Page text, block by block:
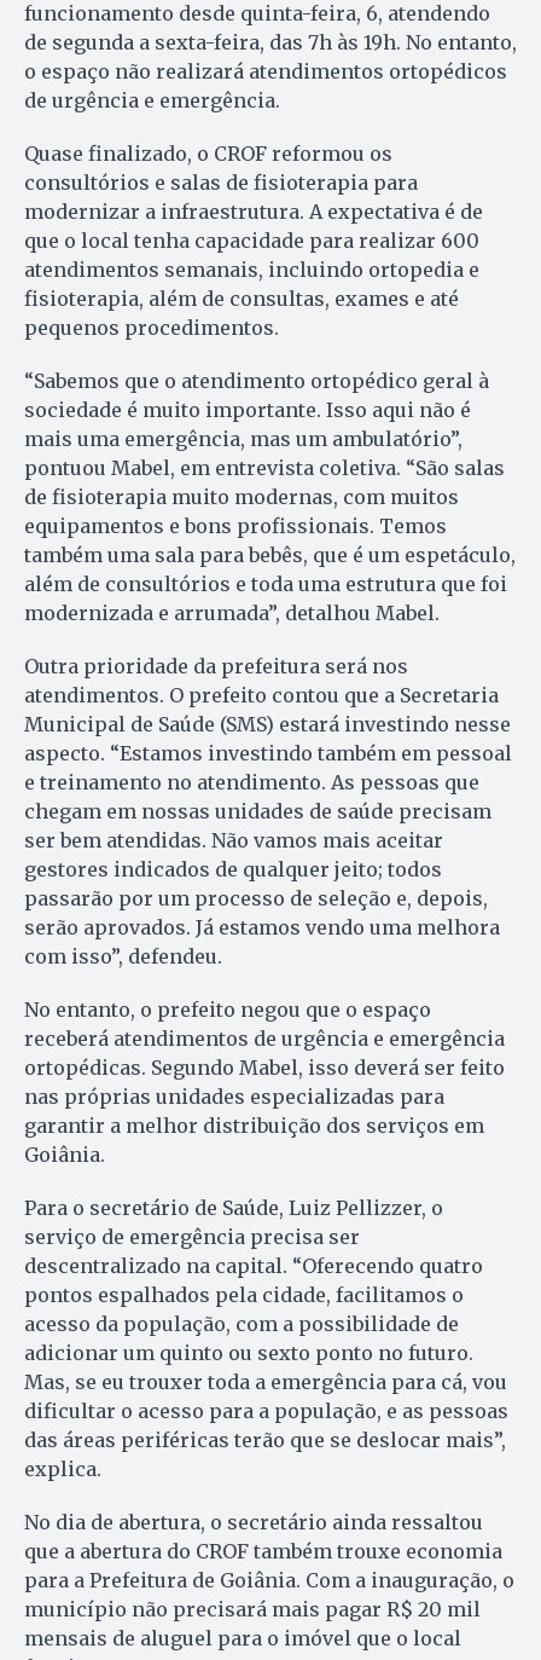
funcionamento desde quinta-feira, 6, atendendo
de segunda a sexta-feira, das 7h às 19h. No entanto,
o espaço não realizará atendimentos ortopédicos
de urgência e emergência.
Quase finalizado, o CROF reformou os
consultórios e salas de fisioterapia para
modernizar a infraestrutura. A expectativa é de
que o local tenha capacidade para realizar 600
atendimentos semanais, incluindo ortopedia e
fisioterapia, além de consultas, exames e até
pequenos procedimentos.
“Sabemos que o atendimento ortopédico geral à
sociedade é muito importante. Isso aqui não é
mais uma emergência, mas um ambulatório”,
pontuou Mabel, em entrevista coletiva. “São salas
de fisioterapia muito modernas, com muitos
equipamentos e bons profissionais. Temos
também uma sala para bebês, que é um espetáculo,
além de consultórios e toda uma estrutura que foi
modernizada e arrumada”, detalhou Mabel.
Outra prioridade da prefeitura será nos
atendimentos. O prefeito contou que a Secretaria
Municipal de Saúde (SMS) estará investindo nesse
aspecto. “Estamos investindo também em pessoal
e treinamento no atendimento. As pessoas que
chegam em nossas unidades de saúde precisam
ser bem atendidas. Não vamos mais aceitar
gestores indicados de qualquer jeito; todos
passarão por um processo de seleção e, depois,
serão aprovados. Já estamos vendo uma melhora
com isso”, defendeu.
No entanto, o prefeito negou que o espaço
receberá atendimentos de urgência e emergência
ortopédicas. Segundo Mabel, isso deverá ser feito
nas próprias unidades especializadas para
garantir a melhor distribuição dos serviços em
Goiânia.
Para o secretário de Saúde, Luiz Pellizzer, o
serviço de emergência precisa ser
descentralizado na capital. “Oferecendo quatro
pontos espalhados pela cidade, facilitamos o
acesso da população, com a possibilidade de
adicionar um quinto ou sexto ponto no futuro.
Mas, se eu trouxer toda a emergência para cá, vou
dificultar o acesso para a população, e as pessoas
das áreas periféricas terão que se deslocar mais”,
explica.
No dia de abertura, o secretário ainda ressaltou
que a abertura do CROF também trouxe economia
para a Prefeitura de Goiânia. Com a inauguração, o
município não precisará mais pagar R$ 20 mil
mensais de aluguel para o imóvel que o local